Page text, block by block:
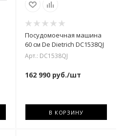
Посудомоечная машина
60 см De Dietrich DC1538QJ
Арт.: DC1538QJ
162 990руб./шт
В КОРЗИНУ